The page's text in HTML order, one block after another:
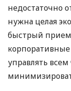
недостаточно
нужна целая
быстрый прием
управлять